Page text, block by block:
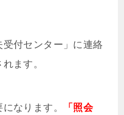
付センター」に連絡
ます。
なります。
「照会